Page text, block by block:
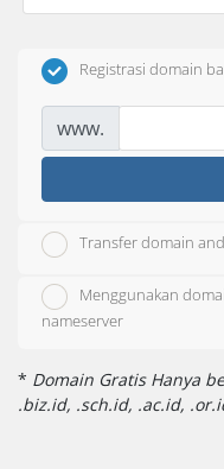
Registrasi domain
www.
Transfer domain
Menggunakan
nameserver
* Domain Gratis Hanya
.biz.id, .sch.id, .ac.id,